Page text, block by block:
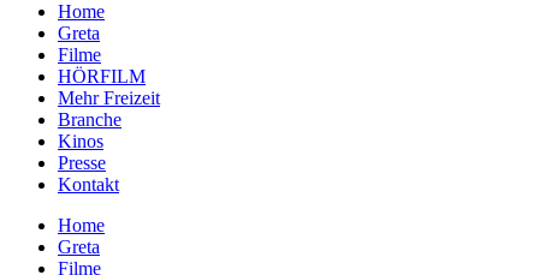
Home
Greta
Filme
HÖRFILM
Mehr Freizeit
Branche
Kinos
Presse
Kontakt
Home
Greta
Filme